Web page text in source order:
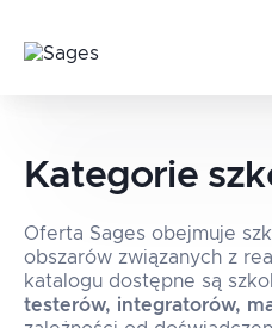
Kategorie
Oferta Sages obejmuje
obszarów związanych z
katalogu dostępne są
testerów, integratorów,